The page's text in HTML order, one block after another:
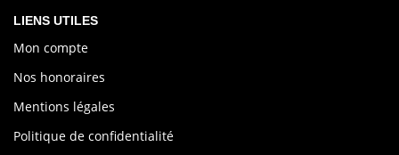
LIENS UTILES
Mon compte
Nos honoraires
Mentions légales
Politique de confidentialité